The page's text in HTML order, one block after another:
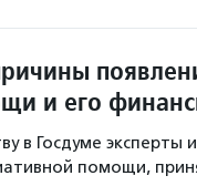
и его
в Госдуме эксперты
помощи,